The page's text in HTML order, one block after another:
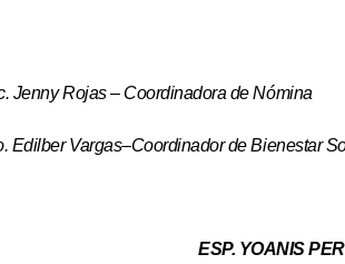
Jenny Rojas – Coordinadora de Nómina
Edilber Vargas–Coordinador de Bienestar
ESP. YOANIS